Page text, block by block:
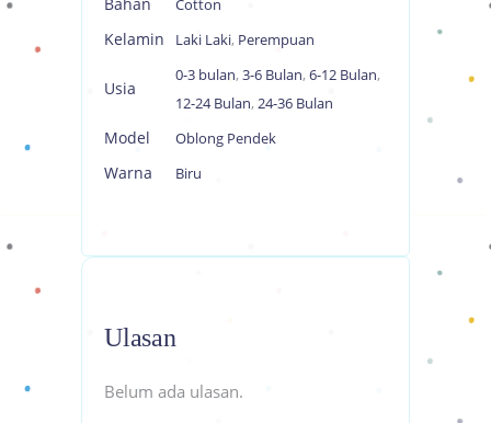
Kelamin Laki Laki, Perempuan
Usia
0-3 bulan, 3-6 Bulan, 6-12 Bulan,
12-24 Bulan, 24-36 Bulan
Model Oblong Pendek
Warna Biru
Ulasan
Belum ada ulasan.